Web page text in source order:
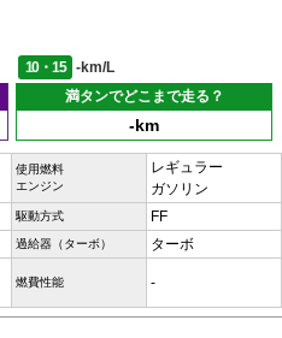
10・15
-km/L
満タンでどこまで走る？
-km
使用燃料
エンジン
レギュラー
ガソリン
駆動方式 FF
過給器（ターボ） ターボ
燃費性能 -